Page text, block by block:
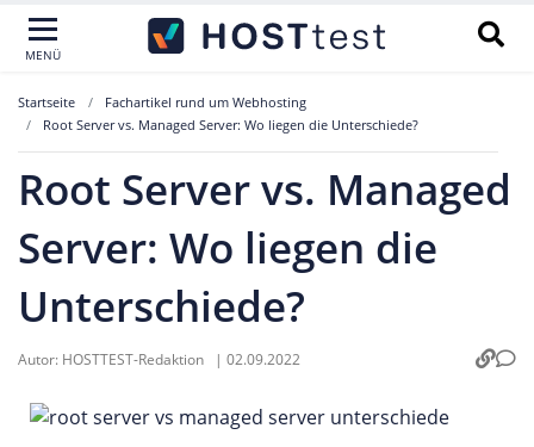
MENÜ
Startseite
Fachartikel rund um Webhosting
Root Server vs. Managed Server: Wo liegen die Unterschiede?
Root Server vs. Managed
Server: Wo liegen die
Unterschiede?
Autor: HOSTTEST-Redaktion | 02.09.2022